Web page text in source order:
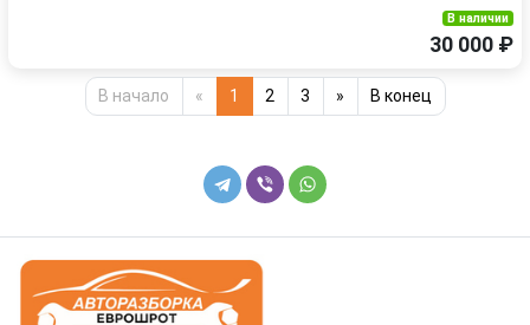
В наличии
30 000 ₽
В начало « 1 2 3 » В конец